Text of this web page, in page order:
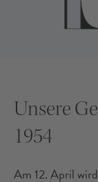
Unsere
1954
Am 12. April